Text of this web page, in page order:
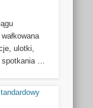
ulotki,
…